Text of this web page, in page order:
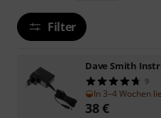
Filter
Dave Smith
9
In 3–4 Wochen
38€